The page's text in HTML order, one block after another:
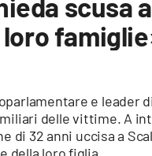
scusa
e leader
delle vittime. A
di 32 anni uccisa a